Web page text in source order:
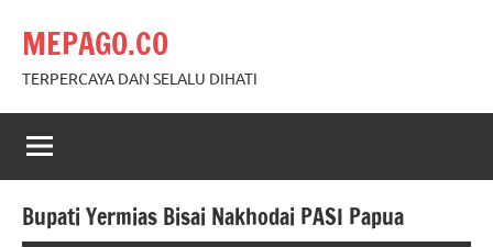
content
MEPAGO.CO
TERPERCAYA DAN SELALU DIHATI
Bupati Yermias Bisai Nakhodai PASI Papua